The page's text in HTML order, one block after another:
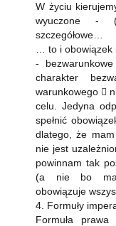
W życiu
wyuczone -
szczegółowe…
… to i obowiązek
-
charakter
warunkowego 
celu. Jedyna
spełnić
dlatego, że
nie jest
powinnam tak
(a nie bo
obowiązuje
4. Formuły
Formuła